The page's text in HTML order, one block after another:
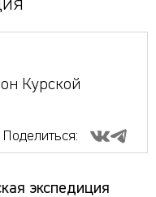
Курской
Поделиться:
экспедиция